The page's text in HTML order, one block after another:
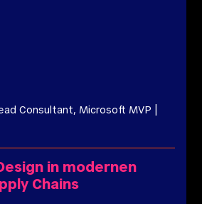
Consultant, Microsoft MVP
in modernen
Chains